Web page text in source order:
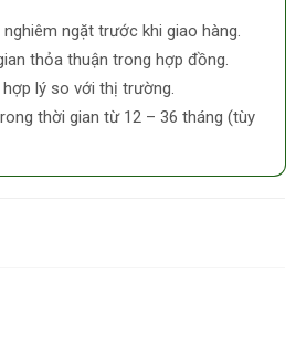
ngặt trước khi giao hàng.
thỏa thuận trong hợp đồng.
lý so với thị trường.
thời gian từ 12 – 36 tháng (tùy